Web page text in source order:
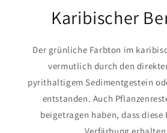
Karibischer
Der grünliche Farbton im
vermutlich durch den
pyrithaltigem Sedimentgestein
entstanden. Auch
beigetragen haben, dass diese